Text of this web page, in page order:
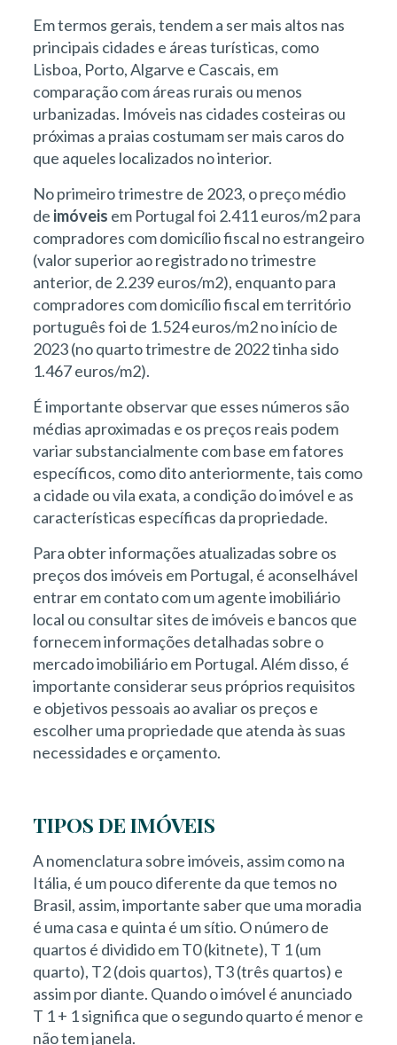
Em termos gerais, tendem a ser mais altos nas
principais cidades e áreas turísticas, como
Lisboa, Porto, Algarve e Cascais, em
comparação com áreas rurais ou menos
urbanizadas. Imóveis nas cidades costeiras ou
próximas a praias costumam ser mais caros do
que aqueles localizados no interior.
No primeiro trimestre de 2023, o preço médio
de imóveis em Portugal foi 2.411 euros/m2 para
compradores com domicílio fiscal no estrangeiro
(valor superior ao registrado no trimestre
anterior, de 2.239 euros/m2), enquanto para
compradores com domicílio fiscal em território
português foi de 1.524 euros/m2 no início de
2023 (no quarto trimestre de 2022 tinha sido
1.467 euros/m2).
É importante observar que esses números são
médias aproximadas e os preços reais podem
variar substancialmente com base em fatores
específicos, como dito anteriormente, tais como
a cidade ou vila exata, a condição do imóvel e as
características específicas da propriedade.
Para obter informações atualizadas sobre os
preços dos imóveis em Portugal, é aconselhável
entrar em contato com um agente imobiliário
local ou consultar sites de imóveis e bancos que
fornecem informações detalhadas sobre o
mercado imobiliário em Portugal. Além disso, é
importante considerar seus próprios requisitos
e objetivos pessoais ao avaliar os preços e
escolher uma propriedade que atenda às suas
necessidades e orçamento.
TIPOS DE IMÓVEIS
A nomenclatura sobre imóveis, assim como na
Itália, é um pouco diferente da que temos no
Brasil, assim, importante saber que uma moradia
é uma casa e quinta é um sítio. O número de
quartos é dividido em T0 (kitnete), T 1 (um
quarto), T2 (dois quartos), T3 (três quartos) e
assim por diante. Quando o imóvel é anunciado
T 1 + 1 significa que o segundo quarto é menor e
não tem janela.